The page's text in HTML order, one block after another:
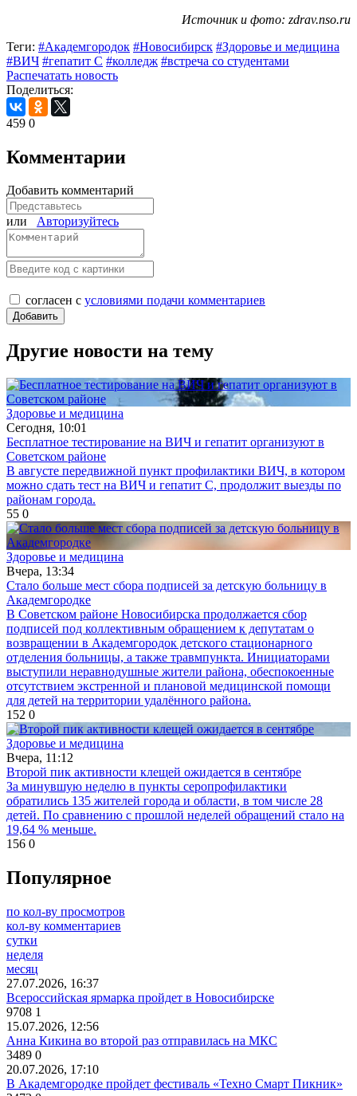
Источник и фото: zdrav.nso.ru
Теги: #Академгородок #Новосибирск #Здоровье и медицина
#ВИЧ #гепатит С #колледж #встреча со студентами
Распечатать новость
Поделиться:
459 0
Комментарии
Добавить комментарий
или Авторизуйтесь
согласен с условиями подачи комментариев
Другие новости на тему
Здоровье и медицина
Сегодня, 10:01
Бесплатное тестирование на ВИЧ и гепатит организуют в
Советском районе
В августе передвижной пункт профилактики ВИЧ, в котором
можно сдать тест на ВИЧ и гепатит С, продолжит выезды по
районам города.
55 0
Здоровье и медицина
Вчера, 13:34
Стало больше мест сбора подписей за детскую больницу в
Академгородке
В Советском районе Новосибирска продолжается сбор
подписей под коллективным обращением к депутатам о
возвращении в Академгородок детского стационарного
отделения больницы, а также травмпункта. Инициаторами
выступили неравнодушные жители района, обеспокоенные
отсутствием экстренной и плановой медицинской помощи
для детей на территории удалённого района.
152 0
Здоровье и медицина
Вчера, 11:12
Второй пик активности клещей ожидается в сентябре
За минувшую неделю в пункты серопрофилактики
обратились 135 жителей города и области, в том числе 28
детей. По сравнению с прошлой неделей обращений стало на
19,64 % меньше.
156 0
Популярное
по кол-ву просмотров
кол-ву комментариев
сутки
неделя
месяц
27.07.2026, 16:37
Всероссийская ярмарка пройдет в Новосибирске
9708 1
15.07.2026, 12:56
Анна Кикина во второй раз отправилась на МКС
3489 0
20.07.2026, 17:10
В Академгородке пройдет фестиваль «Техно Смарт Пикник»